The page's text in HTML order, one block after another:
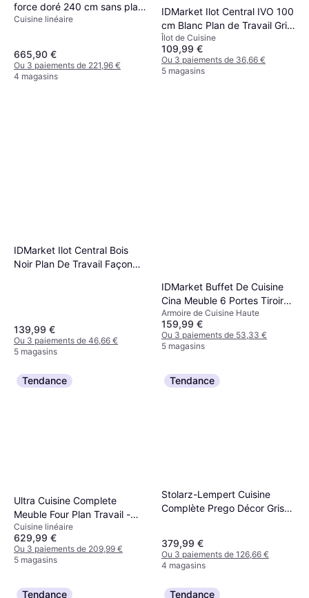
force doré 240 cm sans plan
de travail
Cuisine linéaire
665,90 €
Ou 3 paiements de 221,96 €
4 magasins
IDMarket Ilot Central IVO 100
cm Blanc Plan de Travail Gris
Anthracite
Îlot de Cuisine
109,99 €
Ou 3 paiements de 36,66 €
5 magasins
IDMarket Ilot Central Bois
Noir Plan De Travail Façon
139,99 €
Ou 3 paiements de 46,66 €
5 magasins
IDMarket Buffet De Cuisine
Cina Meuble 6 Portes Tiroir
Façon Hêtre Noir
Armoire de Cuisine Haute
159,99 €
Ou 3 paiements de 53,33 €
5 magasins
Tendance
Ultra Cuisine Complete
Meuble Four Plan Travail -
Rouge Mat
Cuisine linéaire
629,99 €
Ou 3 paiements de 209,99 €
5 magasins
Tendance
Stolarz-Lempert Cuisine
Complète Prego Décor Gris
379,99 €
Ou 3 paiements de 126,66 €
4 magasins
Tendance Tendance